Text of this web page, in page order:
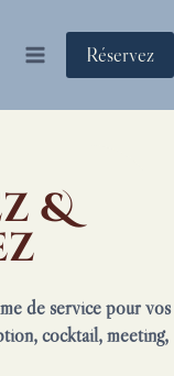
Réservez
&
de service pour vos
cocktail, meeting,